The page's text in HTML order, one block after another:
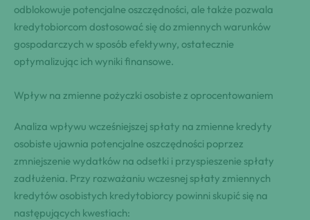
odblokowuje potencjalne oszczędności, ale także pozwala
kredytobiorcom dostosować się do zmiennych warunków
gospodarczych w sposób efektywny, ostatecznie
optymalizując ich wyniki finansowe.
Wpływ na zmienne pożyczki osobiste z oprocentowaniem
Analiza wpływu wcześniejszej spłaty na zmienne kredyty
osobiste ujawnia potencjalne oszczędności poprzez
zmniejszenie wydatków na odsetki i przyspieszenie spłaty
zadłużenia. Przy rozważaniu wczesnej spłaty zmiennych
kredytów osobistych kredytobiorcy powinni skupić się na
następujących kwestiach: